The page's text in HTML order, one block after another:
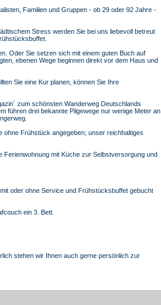
Familien und Gruppen - ob 29 oder 92 Jahre -
Stress werden Sie bei uns liebevoll betreut
Oder Sie setzen sich mit einem guten Buch auf
ebenen Wege beginnen direkt vor dem Haus und
Sie eine Kur planen, können Sie Ihre
zum schönsten Wanderweg Deutschlands
führen drei bekannte Pilgewege nur wenige Meter an
ohne Frühstück angegeben; unser reichhaltiges
Ferienwohnung mit Küche zur Selbstversorgung und
oder ohne Service und Frühstücksbuffet gebucht
ein 3. Bett.
stehen wir Ihnen auch gerne persönlich zur